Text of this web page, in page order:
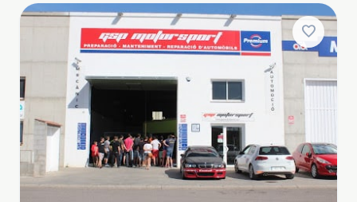
favorite